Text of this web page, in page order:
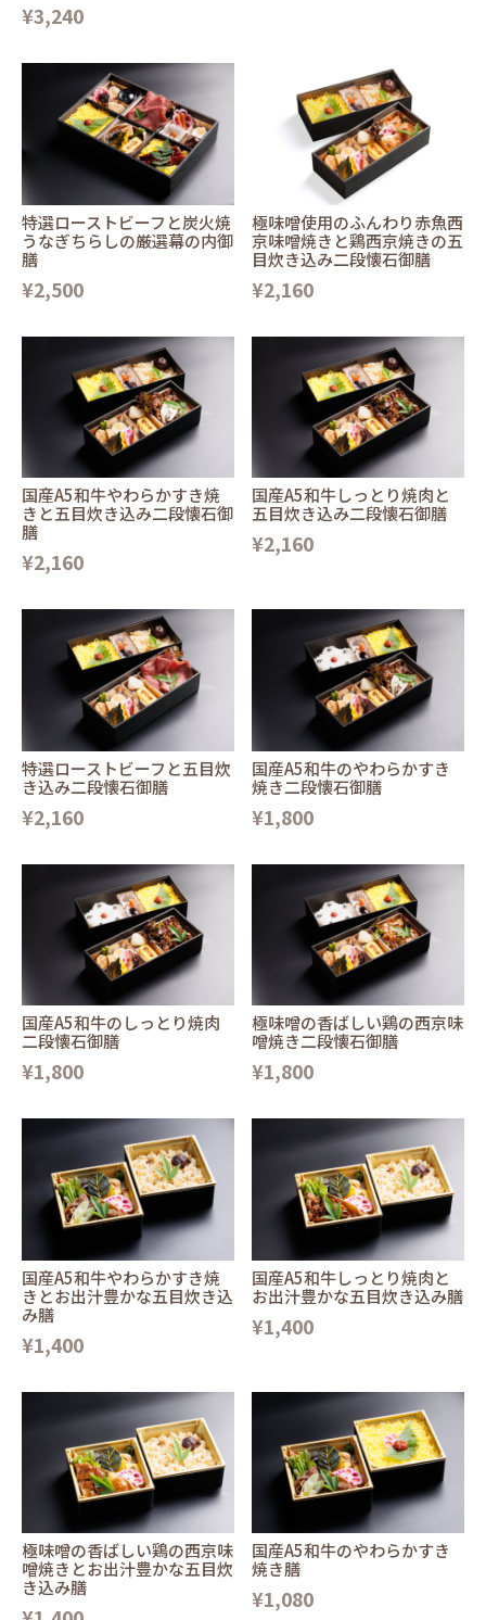
¥3,240
特選ローストビーフと炭火焼
うなぎちらしの厳選幕の内御
膳
¥2,500
極味噌使用のふんわり赤魚西
京味噌焼きと鶏西京焼きの五
目炊き込み二段懐石御膳
¥2,160
国産A5和牛やわらかすき焼
きと五目炊き込み二段懐石御
膳
¥2,160
国産A5和牛しっとり焼肉と
五目炊き込み二段懐石御膳
¥2,160
特選ローストビーフと五目炊
き込み二段懐石御膳
¥2,160
国産A5和牛のやわらかすき
焼き二段懐石御膳
¥1,800
国産A5和牛のしっとり焼肉
二段懐石御膳
¥1,800
極味噌の香ばしい鶏の西京味
噌焼き二段懐石御膳
¥1,800
国産A5和牛やわらかすき焼
きとお出汁豊かな五目炊き込
み膳
¥1,400
国産A5和牛しっとり焼肉と
お出汁豊かな五目炊き込み膳
¥1,400
極味噌の香ばしい鶏の西京味
噌焼きとお出汁豊かな五目炊
き込み膳
国産A5和牛のやわらかすき
焼き膳
¥1,080